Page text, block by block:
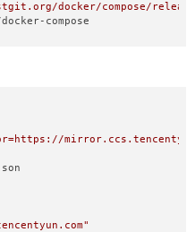
docker/compose/
compose